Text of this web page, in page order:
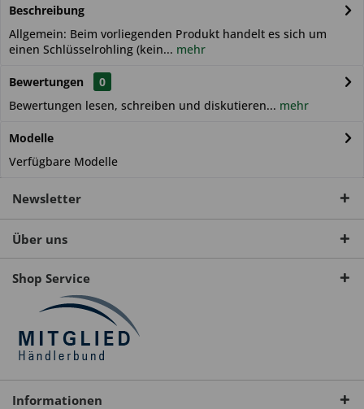
Beschreibung
Allgemein: Beim vorliegenden Produkt handelt es sich um
einen Schlüsselrohling (kein... mehr
Bewertungen
0
Bewertungen lesen, schreiben und diskutieren... mehr
Modelle
Verfügbare Modelle
Newsletter
Über uns
Shop Service
Informationen